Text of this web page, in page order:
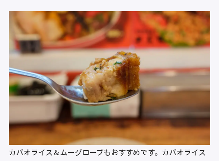
カバオライス＆ムーグローブもおすすめです。カバオライス